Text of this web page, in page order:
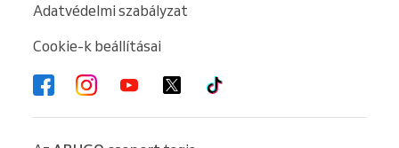
Adatvédelmi szabályzat
Cookie-k beállításai